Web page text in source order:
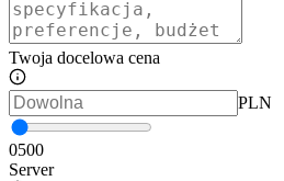
Twoja docelowa cena
PLN
0500
Server